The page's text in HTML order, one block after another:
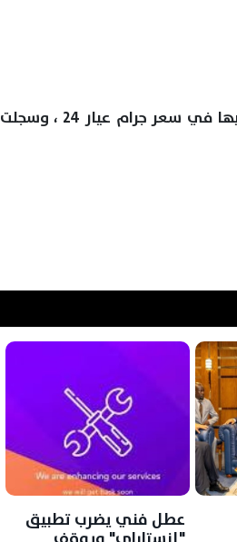
شهد سعر الذهب انخفاضا اليوم وصل إلى 114 جنيها في سعر جرام عيار 24 ، وسجلت
عطل فني يضرب تطبيق